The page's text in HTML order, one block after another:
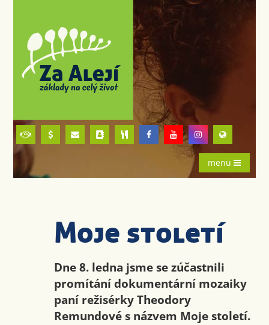
menu
Moje století
Dne 8. ledna jsme se zúčastnili
promítání dokumentární mozaiky
paní režisérky Theodory
Remundové s názvem Moje století.